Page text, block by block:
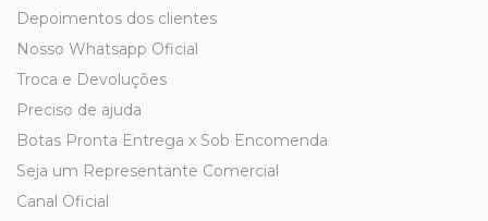
Depoimentos dos clientes
Nosso Whatsapp Oficial
Troca e Devoluções
Preciso de ajuda
Botas Pronta Entrega x Sob Encomenda
Seja um Representante Comercial
Canal Oficial